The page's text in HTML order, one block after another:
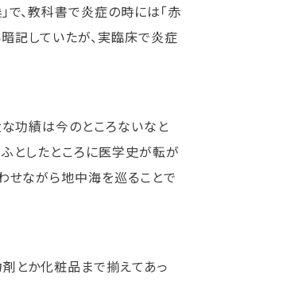
、教科書で炎症の時には「赤
暗記していたが、実臨床で炎症
功績は今のところないなと
としたところに医学史が転が
せながら地中海を巡ることで
とか化粧品まで揃えてあっ